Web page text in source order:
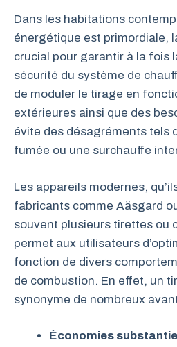
Dans les habitations
énergétique est primordiale,
crucial pour garantir à la fois
sécurité du système de
de moduler le tirage en
extérieures ainsi que des
évite des désagréments tels
fumée ou une surchauffe
Les appareils modernes,
fabricants comme Aäsgard
souvent plusieurs tirettes ou
permet aux utilisateurs
fonction de divers
de combustion. En effet, un
synonyme de nombreux
Économies